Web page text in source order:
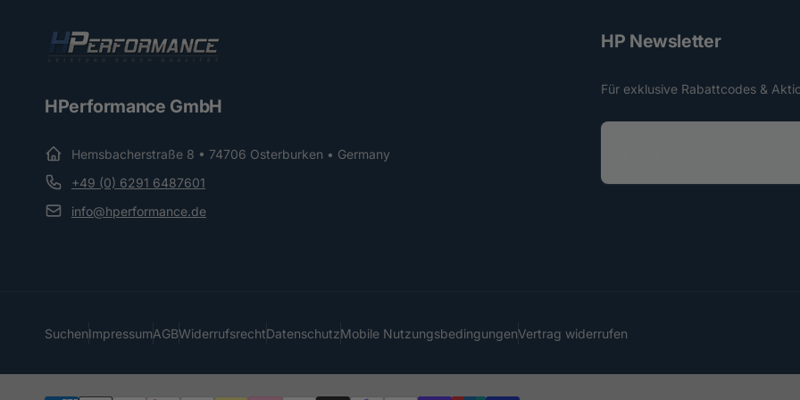
HPerformance GmbH
Hemsbacherstraße 8 • 74706 Osterburken • Germany
+49 (0) 6291 6487601
info@hperformance.de
HP Newsletter
Für exklusive Rabattcodes &
E
SuchenImpressumAGBWiderrufsrechtDatenschutzMobile NutzungsbedingungenVertrag widerrufen